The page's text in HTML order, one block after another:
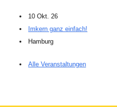
10 Okt. 26
Imkern ganz einfach!
Hamburg
Alle Veranstaltungen